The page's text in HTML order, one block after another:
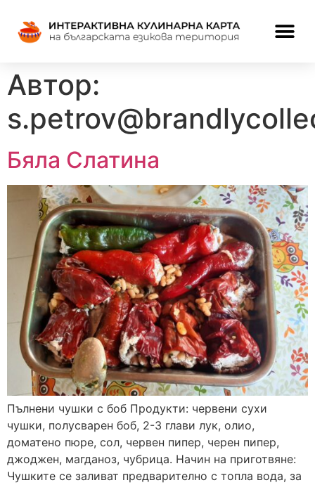
Автор:
Бяла Слатина
Пълнени чушки с боб Продукти: червени сухи
чушки, полусварен боб, 2-3 глави лук, олио,
доматено пюре, сол, червен пипер, черен пипер,
джоджен, магданоз, чубрица. Начин на приготвяне:
Чушките се заливат предварително с топла вода, за